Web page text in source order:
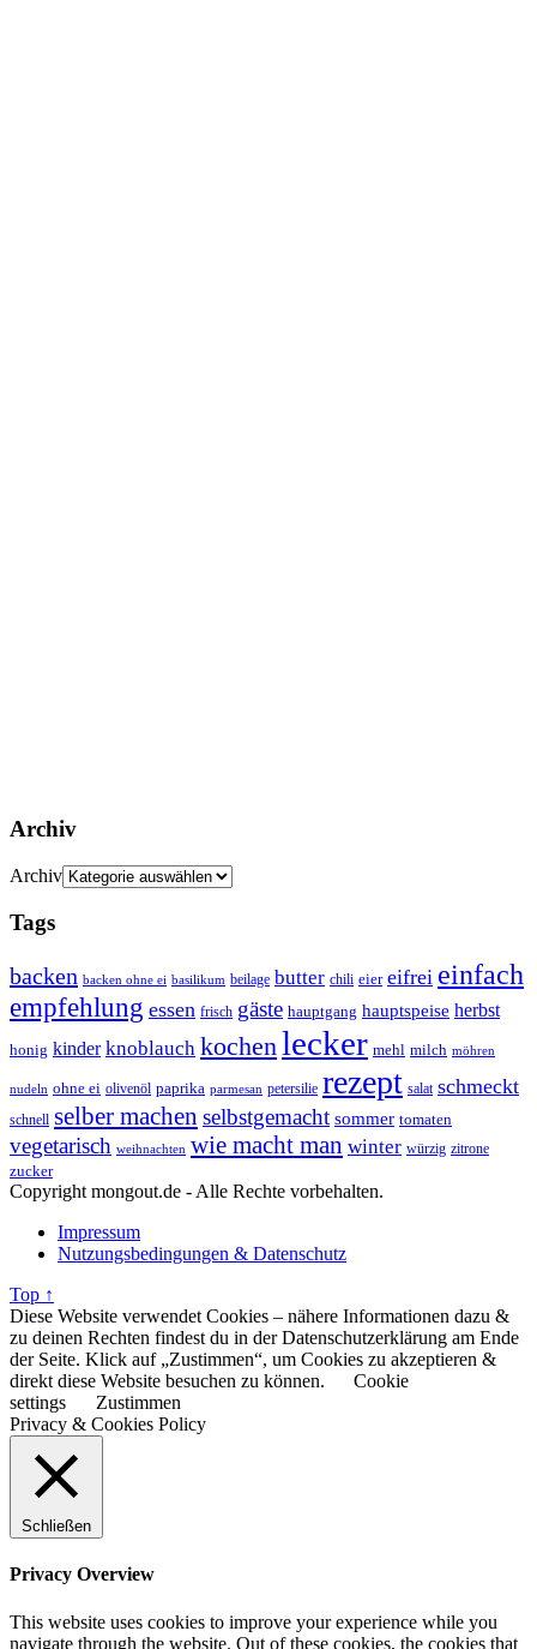
Archiv
Archiv
Tags
backen backen ohne ei basilikum beilage butter chili eier eifrei einfach
empfehlung essen frisch gäste hauptgang hauptspeise herbst
honig kinder knoblauch kochen lecker mehl milch möhren
nudeln ohne ei olivenöl paprika parmesan petersilie rezept salat schmeckt
schnell selber machen selbstgemacht sommer tomaten
vegetarisch weihnachten wie macht man winter würzig zitrone
zucker
Copyright mongout.de - Alle Rechte vorbehalten.
Impressum
Nutzungsbedingungen & Datenschutz
Top ↑
Diese Website verwendet Cookies – nähere Informationen dazu &
zu deinen Rechten findest du in der Datenschutzerklärung am Ende
der Seite. Klick auf „Zustimmen“, um Cookies zu akzeptieren &
direkt diese Website besuchen zu können.
Cookie
settings
Zustimmen
Privacy & Cookies Policy
Schließen
Privacy Overview
This website uses cookies to improve your experience while you
navigate through the website. Out of these cookies, the cookies that